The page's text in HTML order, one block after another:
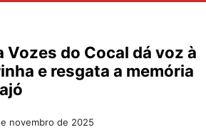
Vozes do Cocal dá voz à
e resgata a memória
novembro de 2025